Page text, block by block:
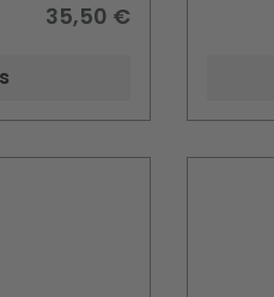
35,50 €